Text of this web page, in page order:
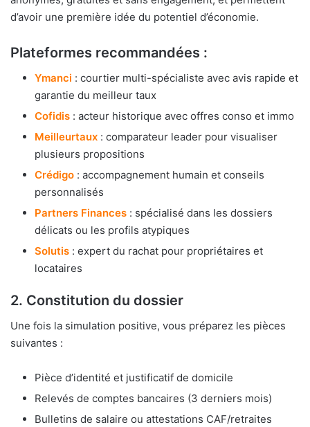
d’avoir une première idée du potentiel d’économie.
Plateformes recommandées :
Ymanci : courtier multi-spécialiste avec avis rapide et
garantie du meilleur taux
Cofidis : acteur historique avec offres conso et immo
Meilleurtaux : comparateur leader pour visualiser
plusieurs propositions
Crédigo : accompagnement humain et conseils
personnalisés
Partners Finances : spécialisé dans les dossiers
délicats ou les profils atypiques
Solutis : expert du rachat pour propriétaires et
locataires
2. Constitution du dossier
Une fois la simulation positive, vous préparez les pièces
suivantes :
Pièce d’identité et justificatif de domicile
Relevés de comptes bancaires (3 derniers mois)
Bulletins de salaire ou attestations CAF/retraites